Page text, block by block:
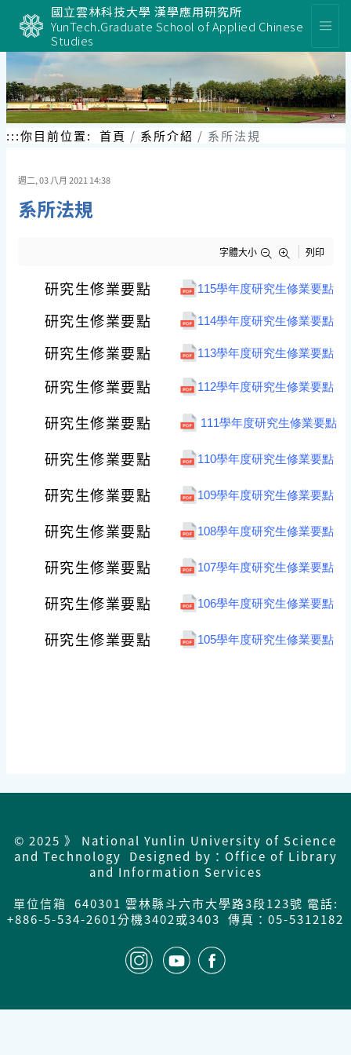
要
內
容
區
塊
國立雲林科技大學 漢學應用研究所
YunTech.Graduate School of Applied Chinese
Studies
:::你目前位置: 首頁 系所介紹 系所法規
週二, 03 八月 2021 14:38
系所法規
字體大小 列印
研究生修業要點 115學年度研究生修業要點
研究生修業要點 114學年度研究生修業要點
研究生修業要點 113學年度研究生修業要點
研究生修業要點 112學年度研究生修業要點
研究生修業要點 111學年度研究生修業要點
研究生修業要點 110學年度研究生修業要點
研究生修業要點 109學年度研究生修業要點
研究生修業要點 108學年度研究生修業要點
研究生修業要點 107學年度研究生修業要點
研究生修業要點 106學年度研究生修業要點
研究生修業要點 105學年度研究生修業要點
© 2025 》 National Yunlin University of Science
and Technology Designed by：Office of Library
and Information Services
單位信箱 640301 雲林縣斗六市大學路3段123號 電話:
+886-5-534-2601分機3402或3403 傳真：05-5312182